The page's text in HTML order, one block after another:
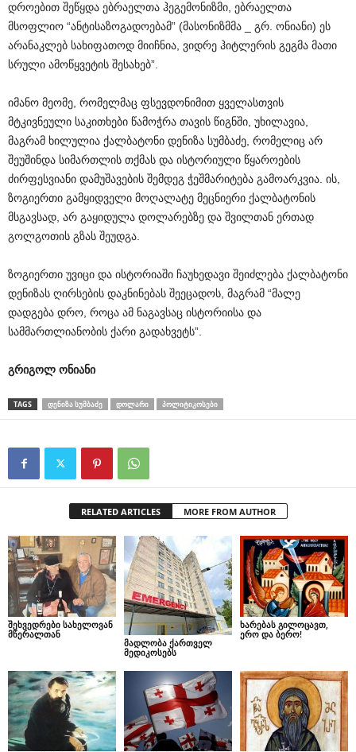
დროებით შეწყდა ებრაელთა ჰეგემონიზმი, ებრაელთა
მსოფლიო “ანტისაზოგადოებამ” (მასონიზმმა _ გრ. ონიანი) ეს
არანაკლებ სახიფათოდ მიიჩნია, ვიდრე ჰიტლერის გეგმა მათი
სრული ამოწყვეტის შესახებ”.
იმანო მეომე, რომელმაც ფსევდონიმით ყველასთვის
მტკივნეული საკითხები წამოჭრა თავის წიგნში, უხილავია,
მაგრამ ხილულია ქალბატონი დენიზა სუმბაძე, რომელიც არ
შეუშინდა სიმართლის თქმას და ისტორიული წყაროების
ძირფესვიანი დამუშავების შემდეგ ჭეშმარიტება გამოარკვია. ის,
ზოგიერთი გამყიდველი მოღალატე მეცნიერი ქალბატონის
მსგავსად, არ გაყიდულა დოლარებზე და შვილთან ერთად
გოლგოთის გზას შეუდგა.
ზოგიერთი უვიცი და ისტორიაში ჩაუხედავი შეიძლება ქალბატონი
დენიზას ღირსების დაკნინებას შეეცადოს, მაგრამ “მალე
დადგება დრო, როცა ამ ნაგავსაც ისტორიისა და
სამმართლიანობის ქარი გადახვეტს”.
გრიგოლ ონიანი
TAGS ᲓᲔᲜᲘᲖᲐ ᲡᲣᲛᲑᲐᲫᲔ ᲓᲝᲚᲐᲠᲘ ᲞᲝᲚᲘᲢᲘᲙᲝᲡᲔᲑᲘ
RELATED ARTICLES MORE FROM AUTHOR
შეხვედრები სახელოვან
მწერალთან
მადლობა ქართველ
მედიკოსებს
ხარებას გილოცავთ,
ერო და ბერო!